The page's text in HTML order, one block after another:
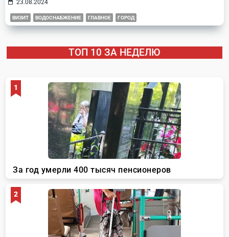
23.08.2024
ВИЗИТ ВОДОСНАБЖЕНИЕ ГЛАВНОЕ ГОРОД
ТОП 10 ЗА НЕДЕЛЮ